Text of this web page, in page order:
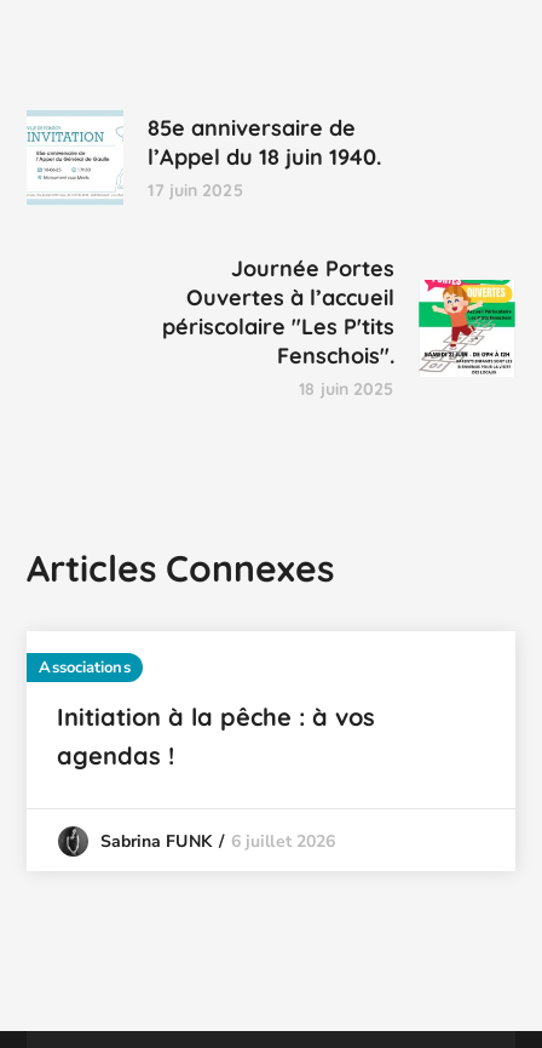
85e anniversaire de
l’Appel du 18 juin 1940.
17 juin 2025
Journée Portes
Ouvertes à l’accueil
périscolaire "Les P'tits
Fenschois".
18 juin 2025
Articles Connexes
Associations
Initiation à la pêche : à vos
agendas !
Sabrina FUNK 6 juillet 2026